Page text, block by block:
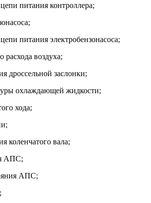
питания контроллера;
питания электробензонасоса;
расхода воздуха;
дроссельной заслонки;
охлаждающей жидкости;
хода;
коленчатого вала;
АПС;
АПС;